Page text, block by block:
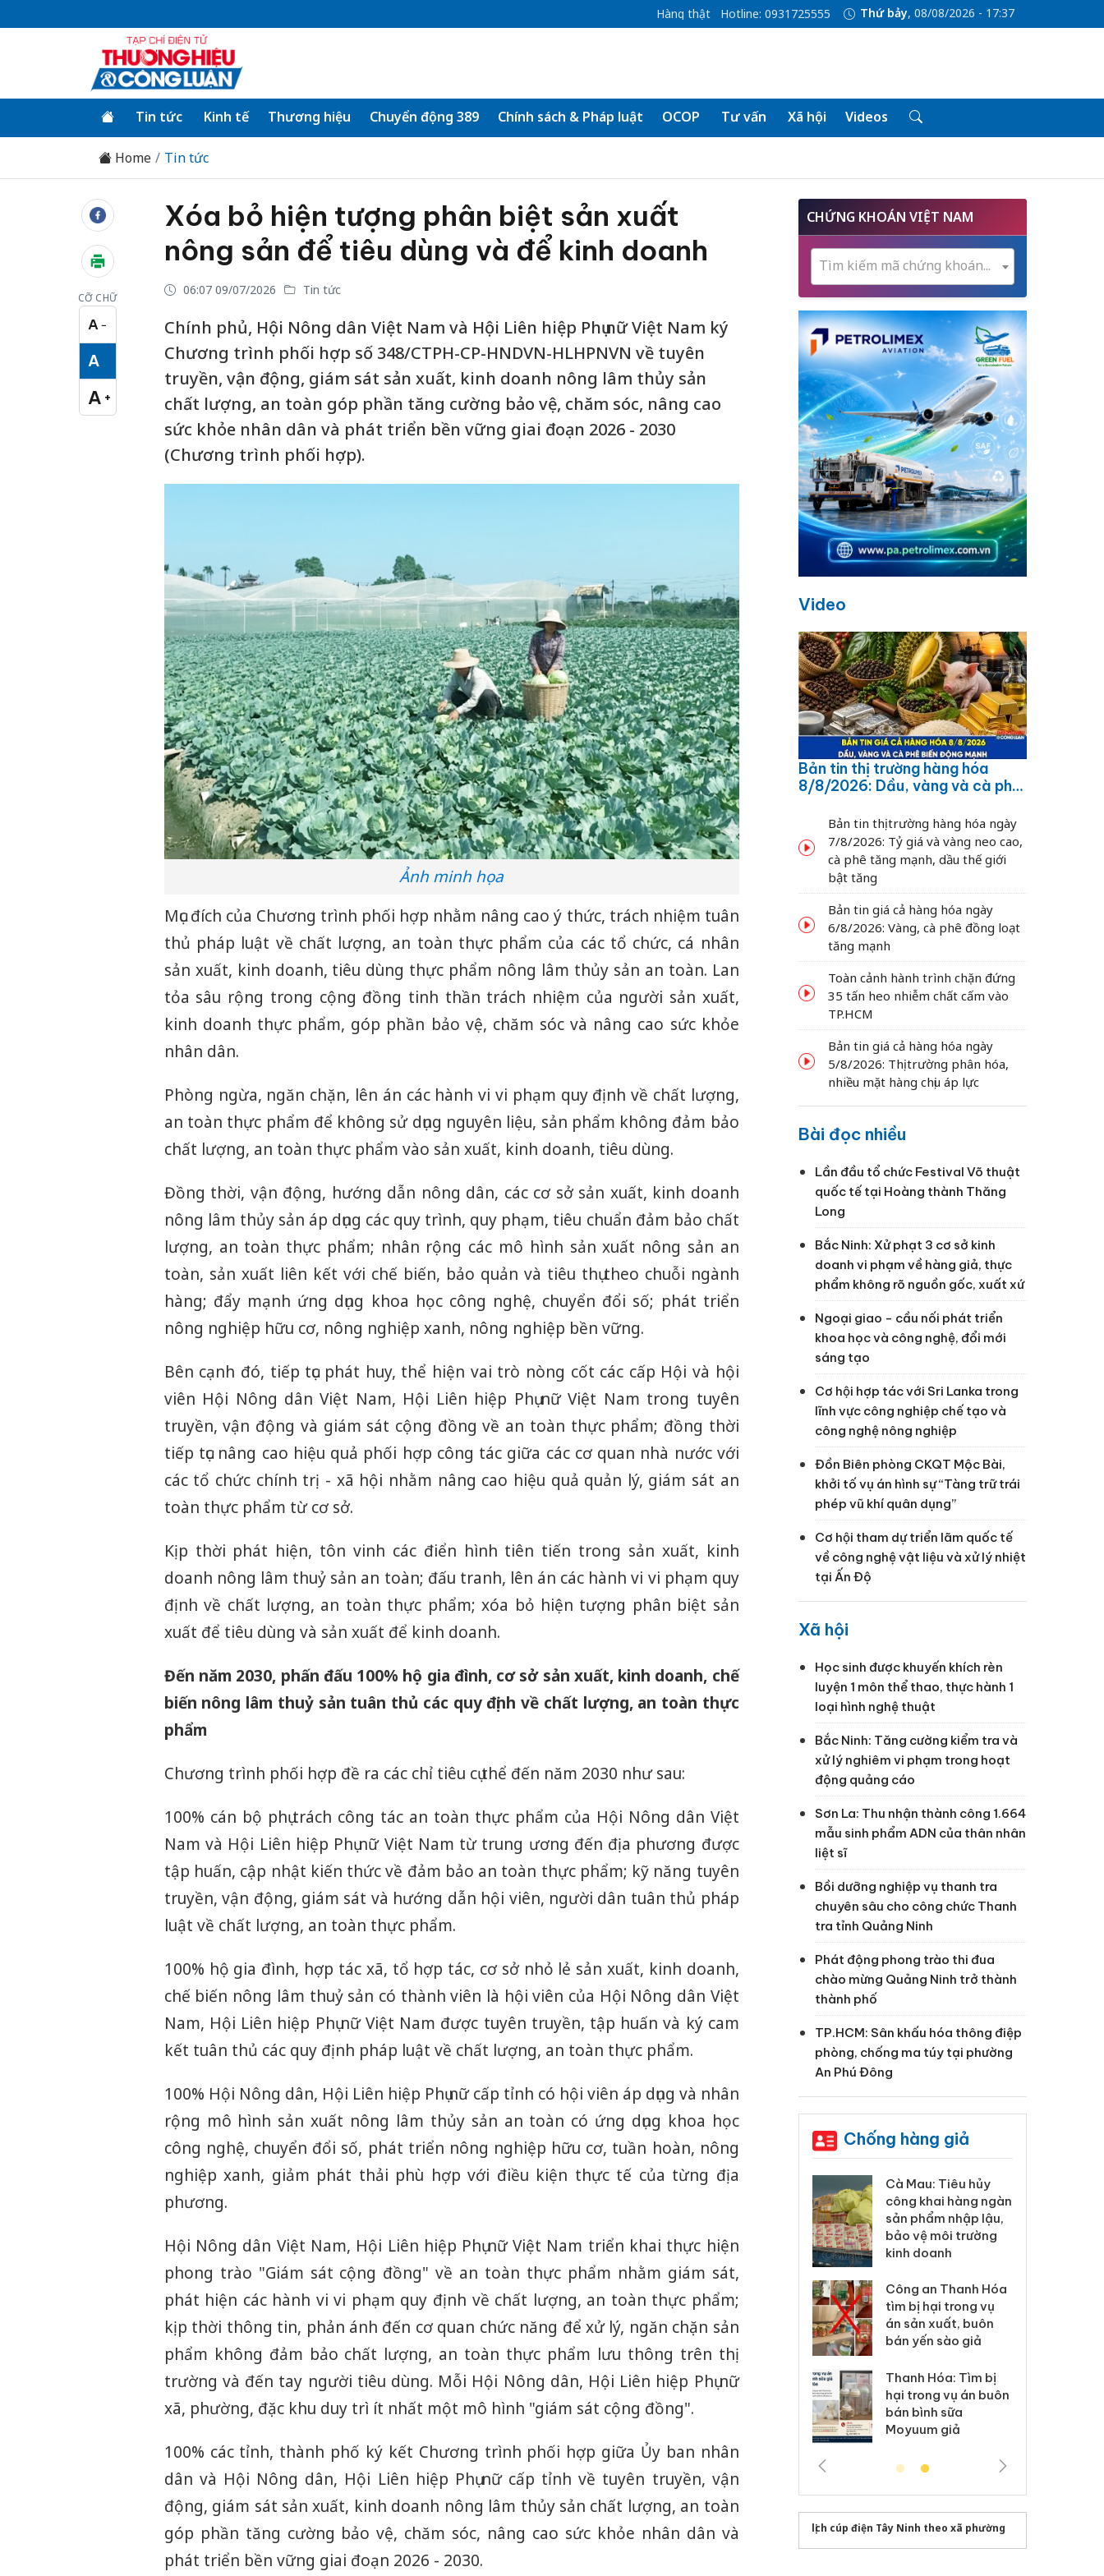
Hàng thật Hotline: 0931725555 Thứ bảy, 08/08/2026 - 17:37
Tin tức Kinh tế Thương hiệu Chuyển động 389 Chính sách & Pháp luật OCOP Tư vấn Xã hội Videos
Home Tin tức
CỠ CHỮ
A −
Cỡ chữ nhỏ
A
Cỡ chữ vừa
A +
Cỡ chữ lớn
Xóa bỏ hiện tượng phân biệt sản xuất
nông sản để tiêu dùng và để kinh doanh
06:07 09/07/2026 Tin tức
Chính phủ, Hội Nông dân Việt Nam và Hội Liên hiệp Phụ nữ Việt Nam ký
Chương trình phối hợp số 348/CTPH-CP-HNDVN-HLHPNVN về tuyên
truyền, vận động, giám sát sản xuất, kinh doanh nông lâm thủy sản
chất lượng, an toàn góp phần tăng cường bảo vệ, chăm sóc, nâng cao
sức khỏe nhân dân và phát triển bền vững giai đoạn 2026 - 2030
(Chương trình phối hợp).
Ảnh minh họa
Mục đích của Chương trình phối hợp nhằm nâng cao ý thức, trách nhiệm tuân
thủ pháp luật về chất lượng, an toàn thực phẩm của các tổ chức, cá nhân
sản xuất, kinh doanh, tiêu dùng thực phẩm nông lâm thủy sản an toàn. Lan
tỏa sâu rộng trong cộng đồng tinh thần trách nhiệm của người sản xuất,
kinh doanh thực phẩm, góp phần bảo vệ, chăm sóc và nâng cao sức khỏe
nhân dân.
Phòng ngừa, ngăn chặn, lên án các hành vi vi phạm quy định về chất lượng,
an toàn thực phẩm để không sử dụng nguyên liệu, sản phẩm không đảm bảo
chất lượng, an toàn thực phẩm vào sản xuất, kinh doanh, tiêu dùng.
Đồng thời, vận động, hướng dẫn nông dân, các cơ sở sản xuất, kinh doanh
nông lâm thủy sản áp dụng các quy trình, quy phạm, tiêu chuẩn đảm bảo chất
lượng, an toàn thực phẩm; nhân rộng các mô hình sản xuất nông sản an
toàn, sản xuất liên kết với chế biến, bảo quản và tiêu thụ theo chuỗi ngành
hàng; đẩy mạnh ứng dụng khoa học công nghệ, chuyển đổi số; phát triển
nông nghiệp hữu cơ, nông nghiệp xanh, nông nghiệp bền vững.
Bên cạnh đó, tiếp tục phát huy, thể hiện vai trò nòng cốt các cấp Hội và hội
viên Hội Nông dân Việt Nam, Hội Liên hiệp Phụ nữ Việt Nam trong tuyên
truyền, vận động và giám sát cộng đồng về an toàn thực phẩm; đồng thời
tiếp tục nâng cao hiệu quả phối hợp công tác giữa các cơ quan nhà nước với
các tổ chức chính trị - xã hội nhằm nâng cao hiệu quả quản lý, giám sát an
toàn thực phẩm từ cơ sở.
Kịp thời phát hiện, tôn vinh các điển hình tiên tiến trong sản xuất, kinh
doanh nông lâm thuỷ sản an toàn; đấu tranh, lên án các hành vi vi phạm quy
định về chất lượng, an toàn thực phẩm; xóa bỏ hiện tượng phân biệt sản
xuất để tiêu dùng và sản xuất để kinh doanh.
Đến năm 2030, phấn đấu 100% hộ gia đình, cơ sở sản xuất, kinh doanh, chế
biến nông lâm thuỷ sản tuân thủ các quy định về chất lượng, an toàn thực
phẩm
Chương trình phối hợp đề ra các chỉ tiêu cụ thể đến năm 2030 như sau:
100% cán bộ phụ trách công tác an toàn thực phẩm của Hội Nông dân Việt
Nam và Hội Liên hiệp Phụ nữ Việt Nam từ trung ương đến địa phương được
tập huấn, cập nhật kiến thức về đảm bảo an toàn thực phẩm; kỹ năng tuyên
truyền, vận động, giám sát và hướng dẫn hội viên, người dân tuân thủ pháp
luật về chất lượng, an toàn thực phẩm.
100% hộ gia đình, hợp tác xã, tổ hợp tác, cơ sở nhỏ lẻ sản xuất, kinh doanh,
chế biến nông lâm thuỷ sản có thành viên là hội viên của Hội Nông dân Việt
Nam, Hội Liên hiệp Phụ nữ Việt Nam được tuyên truyền, tập huấn và ký cam
kết tuân thủ các quy định pháp luật về chất lượng, an toàn thực phẩm.
100% Hội Nông dân, Hội Liên hiệp Phụ nữ cấp tỉnh có hội viên áp dụng và nhân
rộng mô hình sản xuất nông lâm thủy sản an toàn có ứng dụng khoa học
công nghệ, chuyển đổi số, phát triển nông nghiệp hữu cơ, tuần hoàn, nông
nghiệp xanh, giảm phát thải phù hợp với điều kiện thực tế của từng địa
phương.
Hội Nông dân Việt Nam, Hội Liên hiệp Phụ nữ Việt Nam triển khai thực hiện
phong trào "Giám sát cộng đồng" về an toàn thực phẩm nhằm giám sát,
phát hiện các hành vi vi phạm quy định về chất lượng, an toàn thực phẩm;
kịp thời thông tin, phản ánh đến cơ quan chức năng để xử lý, ngăn chặn sản
phẩm không đảm bảo chất lượng, an toàn thực phẩm lưu thông trên thị
trường và đến tay người tiêu dùng. Mỗi Hội Nông dân, Hội Liên hiệp Phụ nữ
xã, phường, đặc khu duy trì ít nhất một mô hình "giám sát cộng đồng".
100% các tỉnh, thành phố ký kết Chương trình phối hợp giữa Ủy ban nhân
dân và Hội Nông dân, Hội Liên hiệp Phụ nữ cấp tỉnh về tuyên truyền, vận
động, giám sát sản xuất, kinh doanh nông lâm thủy sản chất lượng, an toàn
góp phần tăng cường bảo vệ, chăm sóc, nâng cao sức khỏe nhân dân và
phát triển bền vững giai đoạn 2026 - 2030.
CHỨNG KHOÁN VIỆT NAM
Tìm kiếm mã chứng khoán...
Video
Bản tin thị trường hàng hóa
8/8/2026: Dầu, vàng và cà phê
Bản tin thị trường hàng hóa ngày
7/8/2026: Tỷ giá và vàng neo cao,
cà phê tăng mạnh, dầu thế giới
bật tăng
Bản tin giá cả hàng hóa ngày
6/8/2026: Vàng, cà phê đồng loạt
tăng mạnh
Toàn cảnh hành trình chặn đứng
35 tấn heo nhiễm chất cấm vào
TP.HCM
Bản tin giá cả hàng hóa ngày
5/8/2026: Thị trường phân hóa,
nhiều mặt hàng chịu áp lực
Bài đọc nhiều
Lần đầu tổ chức Festival Võ thuật
quốc tế tại Hoàng thành Thăng
Long
Bắc Ninh: Xử phạt 3 cơ sở kinh
doanh vi phạm về hàng giả, thực
phẩm không rõ nguồn gốc, xuất xứ
Ngoại giao - cầu nối phát triển
khoa học và công nghệ, đổi mới
sáng tạo
Cơ hội hợp tác với Sri Lanka trong
lĩnh vực công nghiệp chế tạo và
công nghệ nông nghiệp
Đồn Biên phòng CKQT Mộc Bài,
khởi tố vụ án hình sự “Tàng trữ trái
phép vũ khí quân dụng”
Cơ hội tham dự triển lãm quốc tế
về công nghệ vật liệu và xử lý nhiệt
tại Ấn Độ
Xã hội
Học sinh được khuyến khích rèn
luyện 1 môn thể thao, thực hành 1
loại hình nghệ thuật
Bắc Ninh: Tăng cường kiểm tra và
xử lý nghiêm vi phạm trong hoạt
động quảng cáo
Sơn La: Thu nhận thành công 1.664
mẫu sinh phẩm ADN của thân nhân
liệt sĩ
Bồi dưỡng nghiệp vụ thanh tra
chuyên sâu cho công chức Thanh
tra tỉnh Quảng Ninh
Phát động phong trào thi đua
chào mừng Quảng Ninh trở thành
thành phố
TP.HCM: Sân khấu hóa thông điệp
phòng, chống ma túy tại phường
An Phú Đông
Chống hàng giả
Cà Mau: Tiêu hủy
bảo vệ môi trường
kinh doanh
Công an Thanh Hóa
tìm bị hại trong vụ
án sản xuất, buôn
bán yến sào giả
Thanh Hóa: Tìm bị
hại trong vụ án buôn
bán bình sữa
Khẩn trương xác
minh, xử lý sản phẩm
Slimaura Care x3 sử
dụng giấy phép giả
mạo
Lào Cai xử lý 83 vụ vi
phạm thương mại
trong tháng 7
Hưng Yên: Xử lý 6 hộ
kinh doanh bán hàng
giả mạo nhãn hiệu
Adidas, Nike
lịch cúp điện Tây Ninh theo xã phường